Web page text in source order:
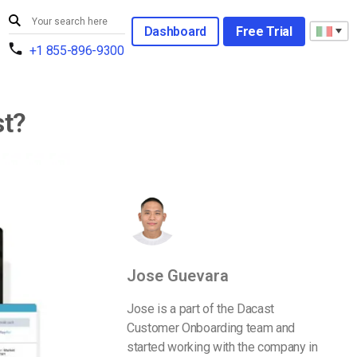
+1 855-896-9300
Dashboard Free Trial
Jose Guevara
Jose is a part of the Dacast
Customer Onboarding team and
started working with the company in